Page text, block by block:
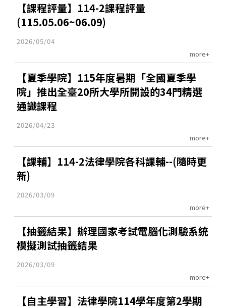
【課程評量】114-2課程評量
(115.05.06~06.09)
2026/05/04
more+
【夏季學院】115年度暑期「全國夏季學
院」推出全臺20所大學所開設的34門精選
通識課程
2026/04/23
more+
【課輔】114-2法律學院各科課輔--(隨時更
新)
2026/03/09
more+
【抽籤結果】辦理國家考試電腦化測驗系統
模擬測試抽籤結果
2026/03/09
more+
【自主學習】法律學院114學年度第2學期